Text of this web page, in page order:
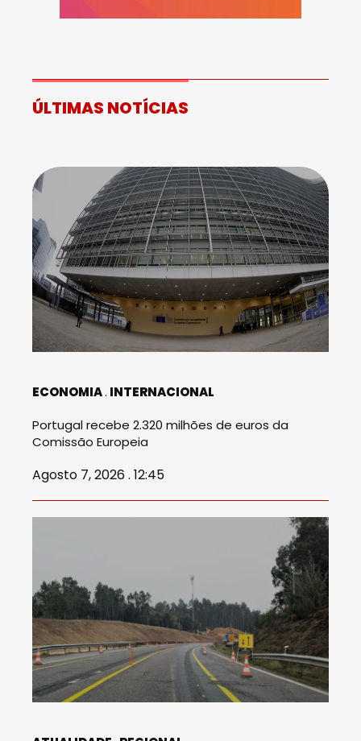
ÚLTIMAS NOTÍCIAS
ECONOMIA INTERNACIONAL
Portugal recebe 2.320 milhões de euros da
Comissão Europeia
Agosto 7, 2026 . 12:45